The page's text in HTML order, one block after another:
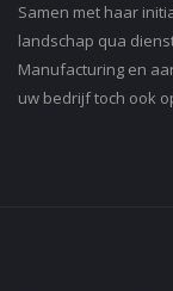
Samen met haar
landschap qua
Manufacturing en
uw bedrijf toch ook